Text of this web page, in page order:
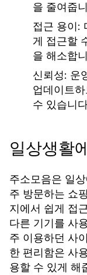
을 줄여줍
접근 용이:
게 접근할
을 해소합
신뢰성: 운
업데이트
수 있습니
일상생활
주소모음은 일
주 방문하는 쇼
지에서 쉽게 접
다른 기기를 사
주 이용하던 사
한 편리함은 사
용할 수 있게 해